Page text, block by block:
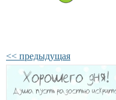
<< предыдущая